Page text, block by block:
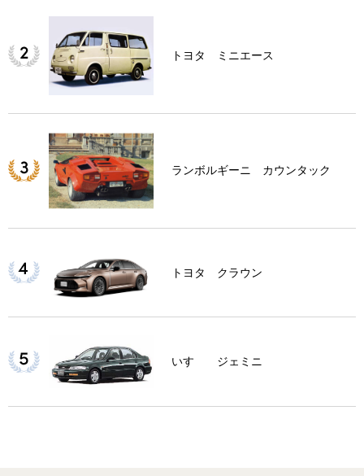
トヨタ ミニエース
ランボルギーニ カウンタック
トヨタ クラウン
いすゞ ジェミニ